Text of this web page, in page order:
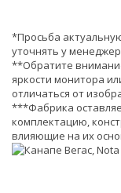
*Просьба
уточнять у
**Обратите
яркости монитора
отличаться от
***Фабрика
комплектацию,
влияющие на их